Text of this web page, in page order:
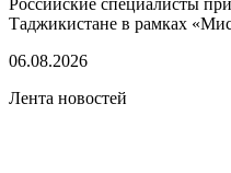
Таджикистане в рамках
06.08.2026
Лента новостей